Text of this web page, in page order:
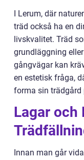
I Lerum, där
träd också ha en
livskvalitet. Träd
grundläggning
gångvägar kan
en estetisk fråga,
forma sin trädgård
Lagar och
Innan man går